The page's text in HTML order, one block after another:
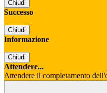
Chiudi
Successo
Chiudi
Informazione
Chiudi
Attendere...
Attendere il completamento